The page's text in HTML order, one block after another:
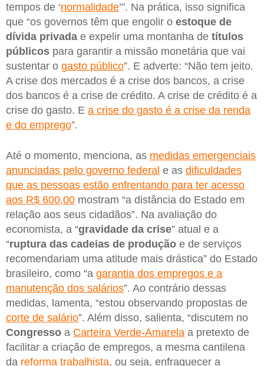
tempos de ‘normalidade’”. Na prática, isso significa
que “os governos têm que engolir o estoque de
dívida privada e expelir uma montanha de títulos
públicos para garantir a missão monetária que vai
sustentar o gasto público”. E adverte: “Não tem jeito.
A crise dos mercados é a crise dos bancos, a crise
dos bancos é a crise de crédito. A crise de crédito é a
crise do gasto. E a crise do gasto é a crise da renda
e do emprego”.
Até o momento, menciona, as medidas emergenciais
anunciadas pelo governo federal e as dificuldades
que as pessoas estão enfrentando para ter acesso
aos R$ 600,00 mostram “a distância do Estado em
relação aos seus cidadãos”. Na avaliação do
economista, a “gravidade da crise” atual e a
“ruptura das cadeias de produção e de serviços
recomendariam uma atitude mais drástica” do Estado
brasileiro, como “a garantia dos empregos e a
manutenção dos salários”. Ao contrário dessas
medidas, lamenta, “estou observando propostas de
corte de salário”. Além disso, salienta, “discutem no
Congresso a Carteira Verde-Amarela a pretexto de
facilitar a criação de empregos, a mesma cantilena
da reforma trabalhista, ou seja, enfraquecer a